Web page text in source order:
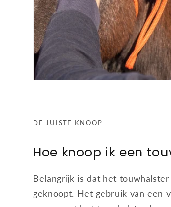
DE JUISTE KNOOP
Hoe knoop ik een
Belangrijk is dat het
geknoopt. Het gebruik van een